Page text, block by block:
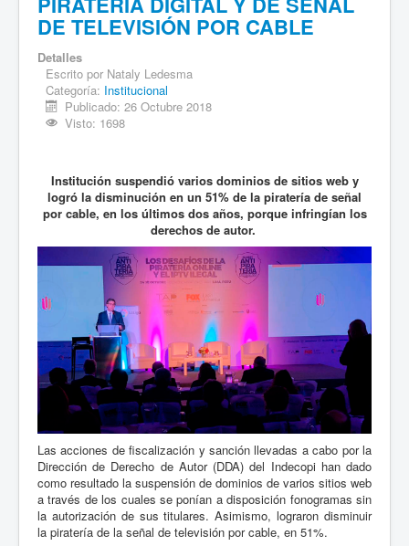
DE TELEVISIÓN POR CABLE
Detalles
Escrito por Nataly Ledesma
Categoría: Institucional
Publicado: 26 Octubre 2018
Visto: 1698
Institución suspendió varios dominios de sitios web y
logró la disminución en un 51% de la piratería de señal
por cable, en los últimos dos años, porque infringían los
derechos de autor.
Las acciones de fiscalización y sanción llevadas a cabo por la
Dirección de Derecho de Autor (DDA) del Indecopi han dado
como resultado la suspensión de dominios de varios sitios web
a través de los cuales se ponían a disposición fonogramas sin
la autorización de sus titulares. Asimismo, lograron disminuir
la piratería de la señal de televisión por cable, en 51%.